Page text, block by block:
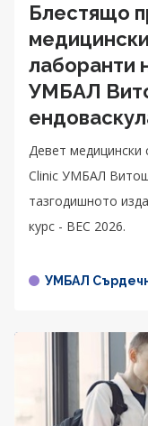
Блестящо
лаборанти
УМБАЛ
Девет медицински
Clinic УМБАЛ
тазгодишното
курс - BEC 2026.
УМБАЛ